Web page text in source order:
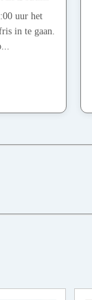
uur het
in te gaan.